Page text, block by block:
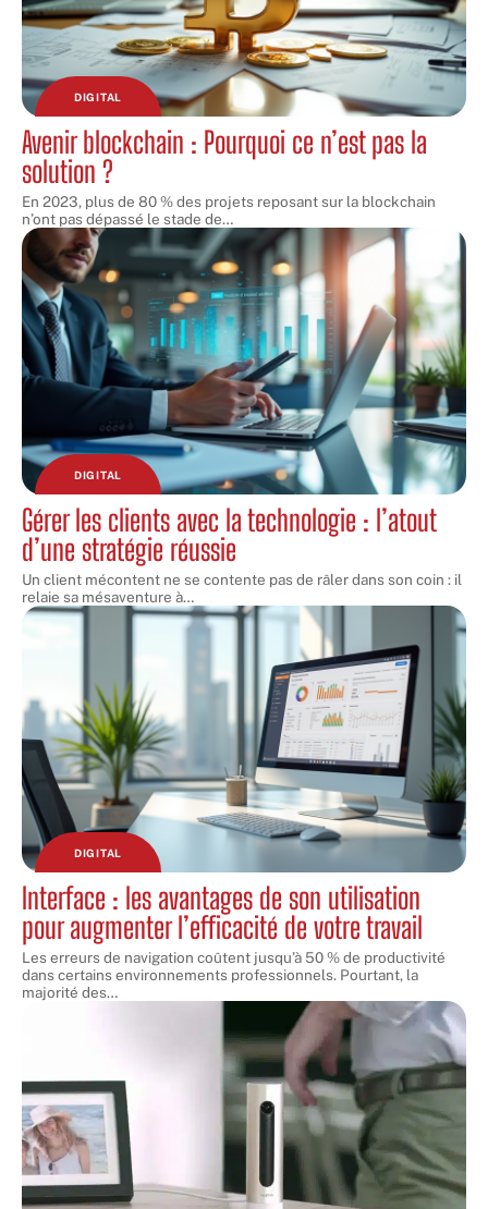
DIGITAL
Avenir blockchain : Pourquoi ce n’est pas la
solution ?
En 2023, plus de 80 % des projets reposant sur la blockchain
n’ont pas dépassé le stade de…
DIGITAL
Gérer les clients avec la technologie : l’atout
d’une stratégie réussie
Un client mécontent ne se contente pas de râler dans son coin : il
relaie sa mésaventure à…
DIGITAL
Interface : les avantages de son utilisation
pour augmenter l’efficacité de votre travail
Les erreurs de navigation coûtent jusqu’à 50 % de productivité
dans certains environnements professionnels. Pourtant, la
majorité des…